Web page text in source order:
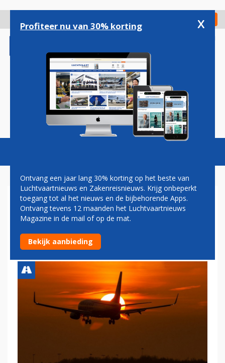
gaan
Check in
Magazine Podcasts Vacatures
PRIMEUR EINDHOVEN
AIRPORT: APP VOORSPELT
VLIEGVERKEER
Profiteer nu van 30% korting x
Ontvang een jaar lang 30% korting op het beste van
Luchtvaartnieuws en Zakenreisnieuws. Krijg onbeperkt
toegang tot al het nieuws en de bijbehorende Apps.
Ontvang tevens 12 maanden het Luchtvaartnieuws
Magazine in de mail of op de mat.
Bekijk aanbieding